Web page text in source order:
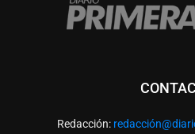
Redacción: redacció